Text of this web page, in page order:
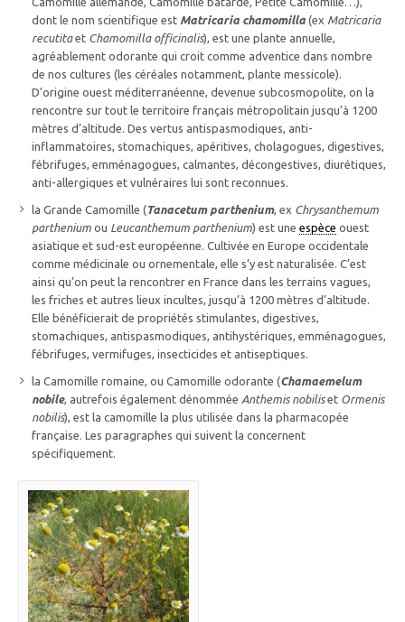
dont le nom scientifique est Matricaria chamomilla (ex Matricaria
recutitaet Chamomilla officinalis), est une plante annuelle,
agréablement odorante qui croit comme adventice dans nombre
de nos cultures (les céréales notamment, plante messicole).
D’origine ouest méditerranéenne, devenue subcosmopolite, on la
rencontre sur tout le territoire français métropolitain jusqu’à 1200
mètres d’altitude. Des vertus antispasmodiques, anti-
inflammatoires, stomachiques, apéritives, cholagogues, digestives,
fébrifuges, emménagogues, calmantes, décongestives, diurétiques,
anti-allergiques et vulnéraires lui sont reconnues.
la Grande Camomille (Tanacetum parthenium, ex Chrysanthemum
parthenium ou Leucanthemum parthenium) est une espèce ouest
asiatique et sud-est européenne. Cultivée en Europe occidentale
comme médicinale ou ornementale, elle s’y est naturalisée. C’est
ainsi qu’on peut la rencontrer en France dans les terrains vagues,
les friches et autres lieux incultes, jusqu’à 1200 mètres d’altitude.
Elle bénéficierait de propriétés stimulantes, digestives,
stomachiques, antispasmodiques, antihystériques, emménagogues,
fébrifuges, vermifuges, insecticides et antiseptiques.
la Camomille romaine, ou Camomille odorante (Chamaemelum
nobile, autrefois également dénommée Anthemis nobiliset Ormenis
nobilis), est la camomille la plus utilisée dans la pharmacopée
française. Les paragraphes qui suivent la concernent
spécifiquement.